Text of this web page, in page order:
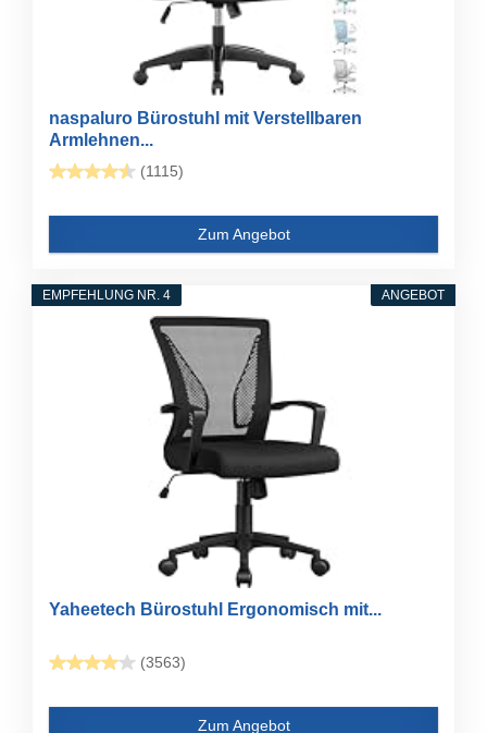
naspaluro Bürostuhl mit Verstellbaren
Armlehnen...
(1115)
Zum Angebot
ANGEBOT
EMPFEHLUNG NR. 4
Yaheetech Bürostuhl Ergonomisch mit...
(3563)
Zum Angebot